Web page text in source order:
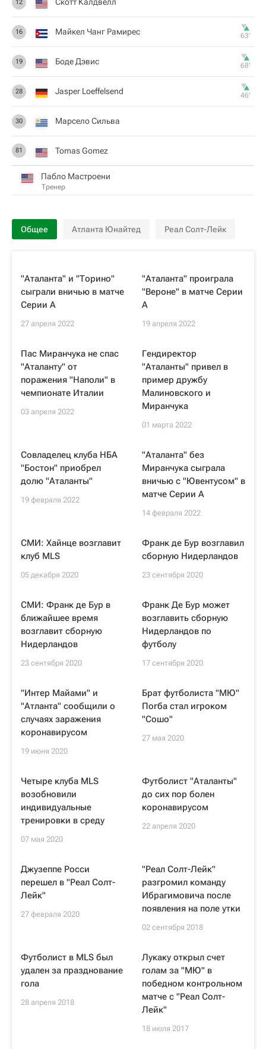
12
16 Майкел Чанг Рамирес 63‎’‎
19 Боде Дэвис 68‎’‎
28 Jasper Loeffelsend 46‎’‎
30 Марсело Сильва
81 Tomas Gomez
Пабло Мастроени
Тренер
Общее Атланта Юнайтед Реал Солт-Лейк
"Аталанта" и "Торино"
сыграли вничью в матче
Серии A
27 апреля 2022
"Аталанта" проиграла
"Вероне" в матче Серии
А
19 апреля 2022
Пас Миранчука не спас
"Аталанту" от
поражения "Наполи" в
чемпионате Италии
03 апреля 2022
Гендиректор
"Аталанты" привел в
пример дружбу
Малиновского и
Миранчука
01 марта 2022
Совладелец клуба НБА
"Бостон" приобрел
долю "Аталанты"
19 февраля 2022
"Аталанта" без
Миранчука сыграла
вничью с "Ювентусом" в
матче Серии А
14 февраля 2022
СМИ: Хайнце возглавит
клуб MLS
05 декабря 2020
Франк де Бур возглавил
сборную Нидерландов
23 сентября 2020
СМИ: Франк де Бур в
ближайшее время
возглавит сборную
Нидерландов
23 сентября 2020
Франк Де Бур может
возглавить сборную
Нидерландов по
футболу
17 сентября 2020
"Интер Майами" и
"Атланта" сообщили о
случаях заражения
коронавирусом
19 июня 2020
Брат футболиста "МЮ"
Погба стал игроком
"Сошо"
27 мая 2020
Четыре клуба MLS
возобновили
индивидуальные
тренировки в среду
07 мая 2020
Футболист "Аталанты"
до сих пор болен
коронавирусом
22 апреля 2020
Джузеппе Росси
перешел в "Реал Солт-
Лейк"
27 февраля 2020
"Реал Солт-Лейк"
разгромил команду
Ибрагимовича после
появления на поле утки
02 сентября 2018
Футболист в MLS был
удален за празднование
гола
28 апреля 2018
Лукаку открыл счет
голам за "МЮ" в
победном контрольном
матче с "Реал Солт-
Лейк"
18 июля 2017